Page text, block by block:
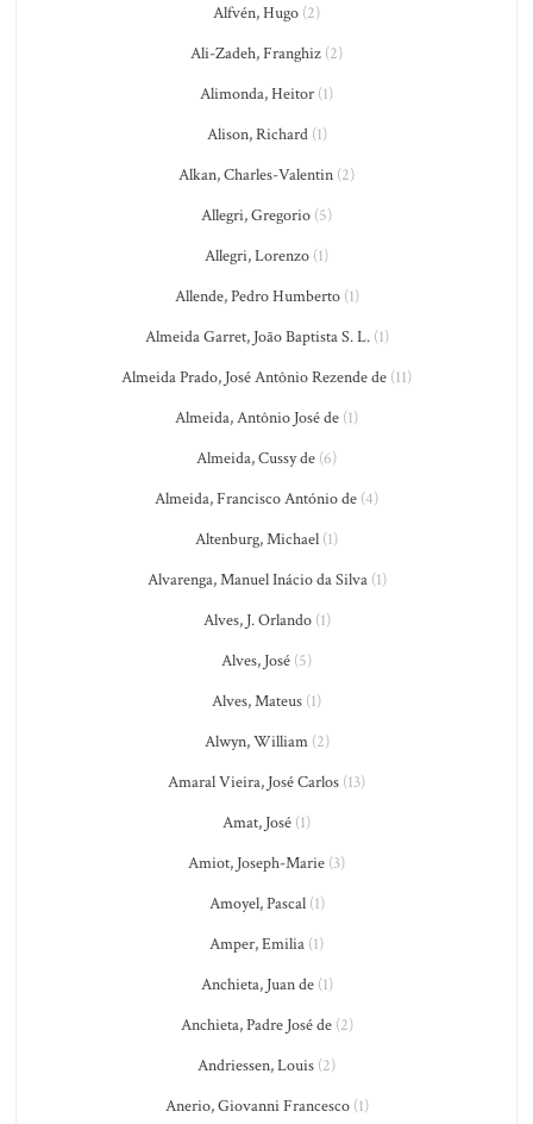
Alfvén, Hugo (2)
Ali-Zadeh, Franghiz (2)
Alimonda, Heitor (1)
Alison, Richard(1)
Alkan, Charles-Valentin (2)
Allegri, Gregorio (5)
Allegri, Lorenzo (1)
Allende, Pedro Humberto(1)
Almeida Garret, João Baptista S. L.(1)
Almeida Prado, José Antônio Rezende de (11)
Almeida, Antônio José de (1)
Almeida, Cussy de (6)
Almeida, Francisco António de (4)
Altenburg, Michael (1)
Alvarenga, Manuel Inácio da Silva(1)
Alves, J. Orlando(1)
Alves, José (5)
Alves, Mateus (1)
Alwyn, William(2)
Amaral Vieira, José Carlos (13)
Amat, José (1)
Amiot, Joseph-Marie (3)
Amoyel, Pascal(1)
Amper, Emilia (1)
Anchieta, Juan de(1)
Anchieta, Padre José de(2)
Andriessen, Louis (2)
Anerio, Giovanni Francesco(1)